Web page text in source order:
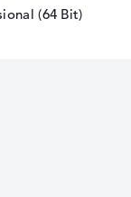
(64 Bit)